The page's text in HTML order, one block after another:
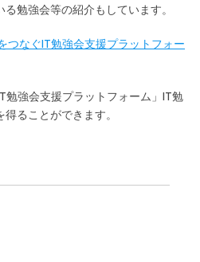
勉強会等の紹介もしています。
つなぐIT勉強会支援プラットフォー
勉強会支援プラットフォーム」IT勉
ることができます。